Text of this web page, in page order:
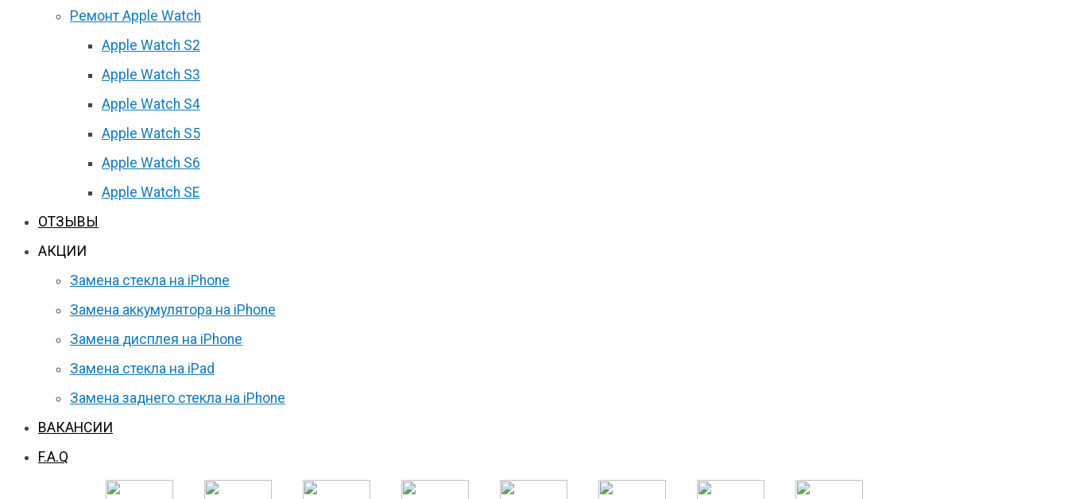
Ремонт Apple Watch
Apple Watch S2
Apple Watch S3
Apple Watch S4
Apple Watch S5
Apple Watch S6
Apple Watch SE
ОТЗЫВЫ
АКЦИИ
Замена стекла на iPhone
Замена аккумулятора на iPhone
Замена дисплея на iPhone
Замена стекла на iPad
Замена заднего стекла на iPhone
ВАКАНСИИ
F.A.Q